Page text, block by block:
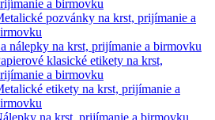
a birmovku
pozvánky na krst, prijímanie a
nálepky na krst, prijímanie a birmovku
klasické etikety na krst,
a birmovku
etikety na krst, prijímanie a
na krst, prijímanie a birmovku